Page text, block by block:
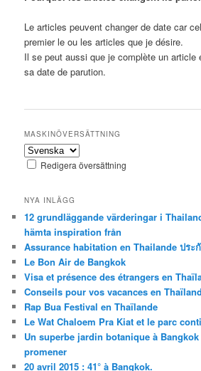
Le articles peuvent changer de date car
premier le ou les articles que je désire.
Il se peut aussi que je complète un article
sa date de parution.
MASKINÖVERSÄTTNING
Redigera översättning
NYA INLÄGG
12 grundläggande värderingar i
hämta inspiration från
Assurance habitation en Thailande ประ
Le Bon Air de Bangkok
Visa et présence des étrangers en
Conseils pour vos vacances en
Rap Bua Festival en Thaïlande
Le Wat Chaloem Pra Kiat et le parc
Un superbe jardin botanique à
promener
20 avril 2015 : 41° à Bangkok.